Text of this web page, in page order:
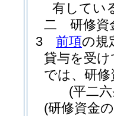
有してい
二
研修資
3
前項の規
貸与を受
では、研
(平二
(研修資金